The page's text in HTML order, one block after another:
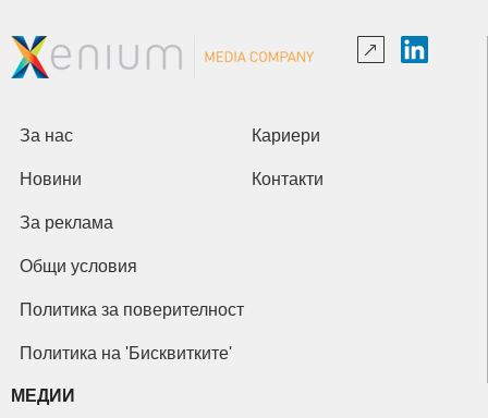
За нас Кариери
Новини Контакти
За реклама
Общи условия
Политика за поверителност
Политика на 'Бисквитките'
МЕДИИ